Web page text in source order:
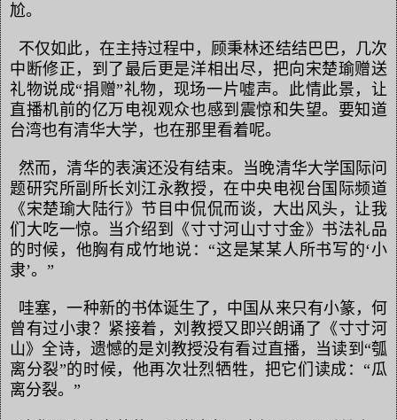
尬。
不仅如此，在主持过程中，顾秉林还结结巴巴，几次
中断修正，到了最后更是洋相出尽，把向宋楚瑜赠送
礼物说成“捐赠”礼物，现场一片嘘声。此情此景，让
直播机前的亿万电视观众也感到震惊和失望。要知道
台湾也有清华大学，也在那里看着呢。
然而，清华的表演还没有结束。当晚清华大学国际问
题研究所副所长刘江永教授，在中央电视台国际频道
《宋楚瑜大陆行》节目中侃侃而谈，大出风头，让我
们大吃一惊。当介绍到《寸寸河山寸寸金》书法礼品
的时候，他胸有成竹地说：“这是某某人所书写的‘小
隶’。”
哇塞，一种新的书体诞生了，中国从来只有小篆，何
曾有过小隶？紧接着，刘教授又即兴朗诵了《寸寸河
山》全诗，遗憾的是刘教授没有看过直播，当读到“瓠
离分裂”的时候，他再次壮烈牺牲，把它们读成：“瓜
离分裂。”